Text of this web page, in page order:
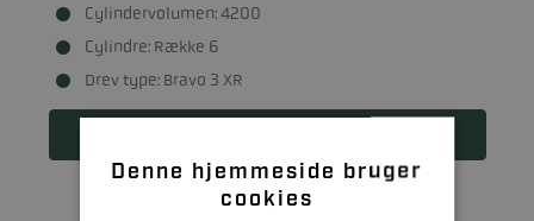
Cylindervolumen: 4200
Cylindre: Række 6
Drev type: Bravo 3 XR
Denne hjemmeside bruger
cookies